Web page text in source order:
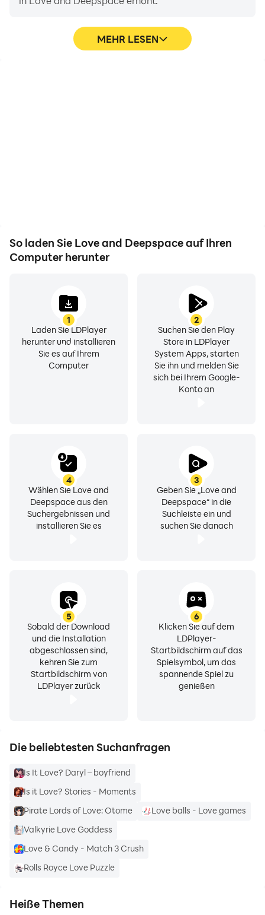
MEHR LESEN
So laden Sie Love and Deepspace auf Ihren
Computer herunter
1
Laden Sie LDPlayer
herunter und installieren
Sie es auf Ihrem
Computer
2
Suchen Sie den Play
Store in LDPlayer
System Apps, starten
Sie ihn und melden Sie
sich bei Ihrem Google-
Konto an
3
Geben Sie „Love and
Deepspace“ in die
Suchleiste ein und
suchen Sie danach
4
Wählen Sie Love and
Deepspace aus den
Suchergebnissen und
installieren Sie es
5
Sobald der Download
und die Installation
abgeschlossen sind,
kehren Sie zum
Startbildschirm von
LDPlayer zurück
6
Klicken Sie auf dem
LDPlayer-
Startbildschirm auf das
Spielsymbol, um das
spannende Spiel zu
genießen
Die beliebtesten Suchanfragen
Is It Love? Daryl – boyfriend
Is it Love? Stories - Moments
Pirate Lords of Love: Otome
Love balls - Love games
Valkyrie Love Goddess
Love & Candy - Match 3 Crush
Rolls Royce Love Puzzle
Heiße Themen